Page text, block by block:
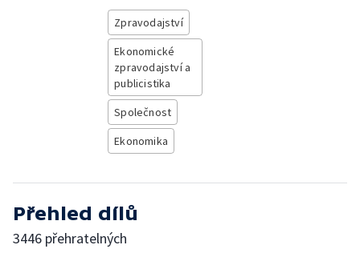
Zpravodajství
Ekonomické
zpravodajství a
publicistika
Společnost
Ekonomika
Přehled dílů
3446 přehratelných